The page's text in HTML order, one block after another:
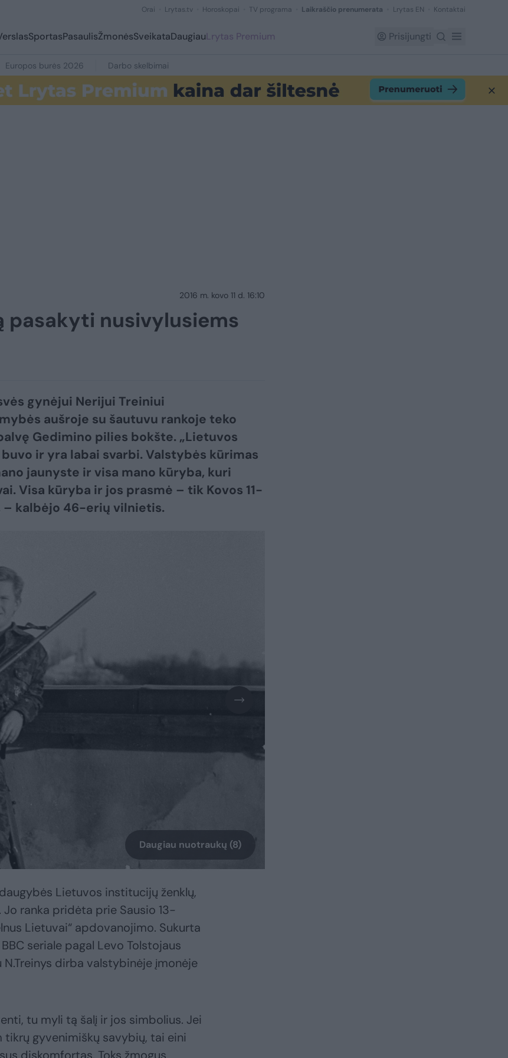
Orai Lrytas.tv Horoskopai TV programa Laikraščio prenumerata Lrytas EN Kontaktai
SportasPasaulisŽmonėsSveikataDaugiauLrytas Premium Prisijungti
Europos burės 2026 Darbo skelbimai
2016 m. kovo 11 d. 16:10
pasakyti nusivylusiems
gynėjui Nerijui Treiniui
aušroje su šautuvu rankoje teko
Gedimino pilies bokšte. „Lietuvos
ir yra labai svarbi. Valstybės kūrimas
jaunyste ir visa mano kūryba, kuri
Visa kūryba ir jos prasmė – tik Kovos 11-
– kalbėjo 46-erių vilnietis.
Daugiau nuotraukų (8)
Lietuvos institucijų ženklų,
ranka pridėta prie Sausio 13-
Lietuvai“ apdovanojimo. Sukurta
seriale pagal Levo Tolstojaus
N.Treinys dirba valstybinėje įmonėje
tu myli tą šalį ir jos simbolius. Jei
gyvenimiškų savybių, tai eini